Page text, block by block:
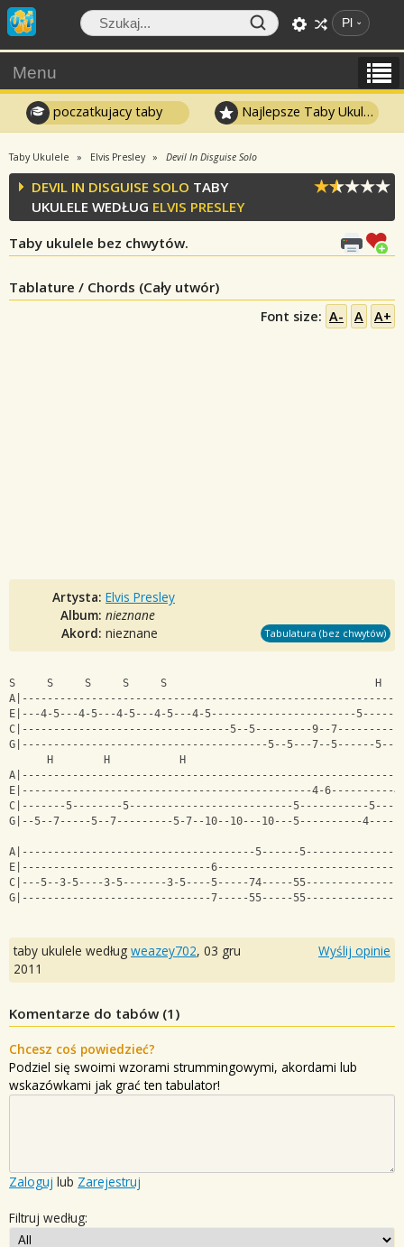
Pl
Menu
poczatkujacy taby Najlepsze Taby Ukulele
Taby Ukulele Elvis Presley Devil In Disguise Solo
DEVIL IN DISGUISE SOLO TABY
UKULELE WEDŁUG ELVIS PRESLEY
Taby ukulele bez chwytów.
Tablature / Chords (Cały utwór)
Font size: A- A A+
Artysta: Elvis Presley
Album: nieznane
Akord: nieznane Tabulatura (bez chwytów)
S     S     S     S     S
E|---4-5---4-5---4-5---4-5---4-5-----------------------
C|---------------------------------5--5---------9--
G|---------------------------------------5--5---7--5------5---
H        H
E|----------------------------------------------4-6----------
C|-------5--------5--------------------------5-----------
G|--5--7-----5--7---------5-7--10--10---10---5----------
A|-------------------------------------5------
E|------------------------------
C|---5--3-5----3-5-------3-5----5-----74-----
G|------------------------------7-----55-----
taby ukulele według weazey702, 03 gru
2011
Wyślij opinie
Komentarze do tabów (1 )
Chcesz coś powiedzieć?
Podziel się swoimi wzorami strummingowymi, akordami lub
wskazówkami jak grać ten tabulator!
Zaloguj lub Zarejestruj
Filtruj według: